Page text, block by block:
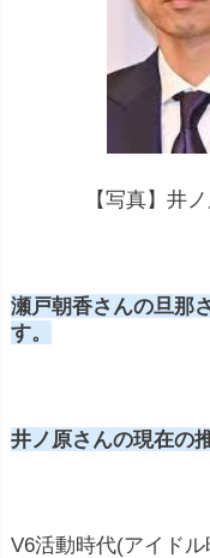
【写真】井
瀬戸朝香さんの旦那
す。
井ノ原さんの現在の
V6活動時代(アイド